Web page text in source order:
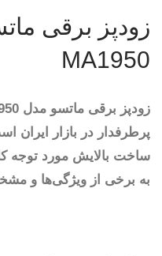
MA1950
پرطرفدار در بازار ایران
ساخت بالایش مورد توجه
به برخی از ویژگی‌ها و